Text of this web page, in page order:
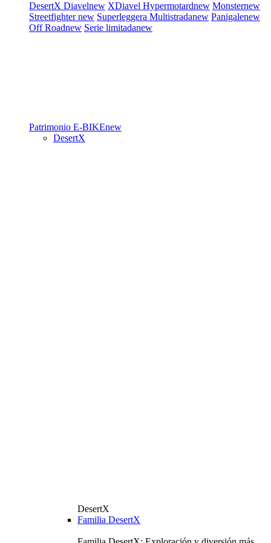
DesertX Diavelnew XDiavel Hypermotardnew Monsternew
Streetfighternew Superleggera Multistradanew Panigalenew
Off Roadnew Serie limitadanew
Patrimonio E-BIKEnew
DesertX
DesertX
Familia DesertX